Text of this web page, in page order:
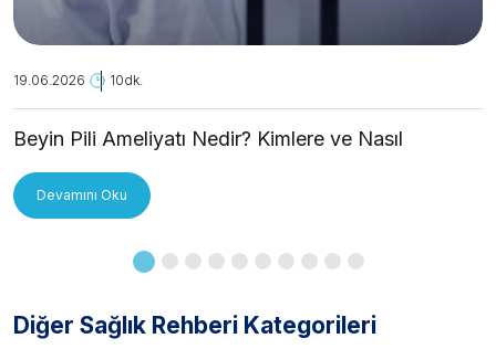
19.06.2026 10dk.
Beyin Pili Ameliyatı Nedir? Kimlere ve Nasıl
Devamını Oku
Diğer Sağlık Rehberi Kategorileri